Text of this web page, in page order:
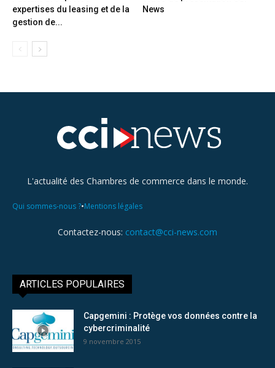
expertises du leasing et de la
gestion de...
News
L'actualité des Chambres de commerce dans le monde.
Qui sommes-nous ?•Mentions légales
Contactez-nous: contact@cci-news.com
ARTICLES POPULAIRES
Capgemini : Protège vos données contre la
cybercriminalité
9 novembre 2015